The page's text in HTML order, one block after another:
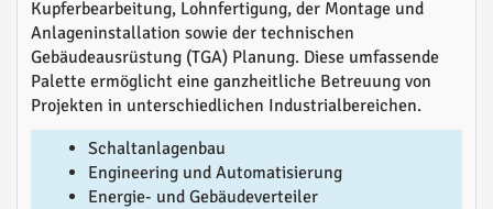
Kupferbearbeitung, Lohnfertigung, der Montage und
Anlageninstallation sowie der technischen
Gebäudeausrüstung (TGA) Planung. Diese umfassende
Palette ermöglicht eine ganzheitliche Betreuung von
Projekten in unterschiedlichen Industrialbereichen.
Schaltanlagenbau
Engineering und Automatisierung
Energie- und Gebäudeverteiler